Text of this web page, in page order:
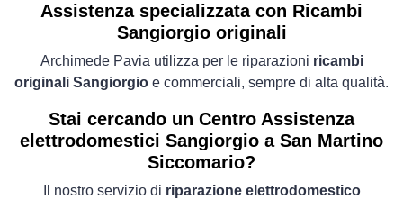
Assistenza specializzata con Ricambi
Sangiorgio originali
Archimede Pavia utilizza per le riparazioni ricambi
originali Sangiorgio e commerciali, sempre di alta qualità.
Stai cercando un Centro Assistenza
elettrodomestici Sangiorgio a San Martino
Siccomario?
Il nostro servizio di riparazione elettrodomestico